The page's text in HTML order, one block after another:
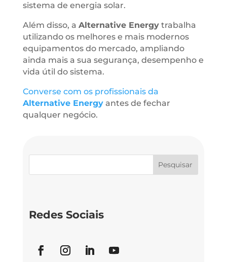
sistema de energia solar.
Além disso, a Alternative Energytrabalha
utilizando os melhores e mais modernos
equipamentos do mercado, ampliando
ainda mais a sua segurança, desempenho e
vida útil do sistema.
Converse com os profissionais da
Alternative Energyantes de fechar
qualquer negócio.
Redes Sociais